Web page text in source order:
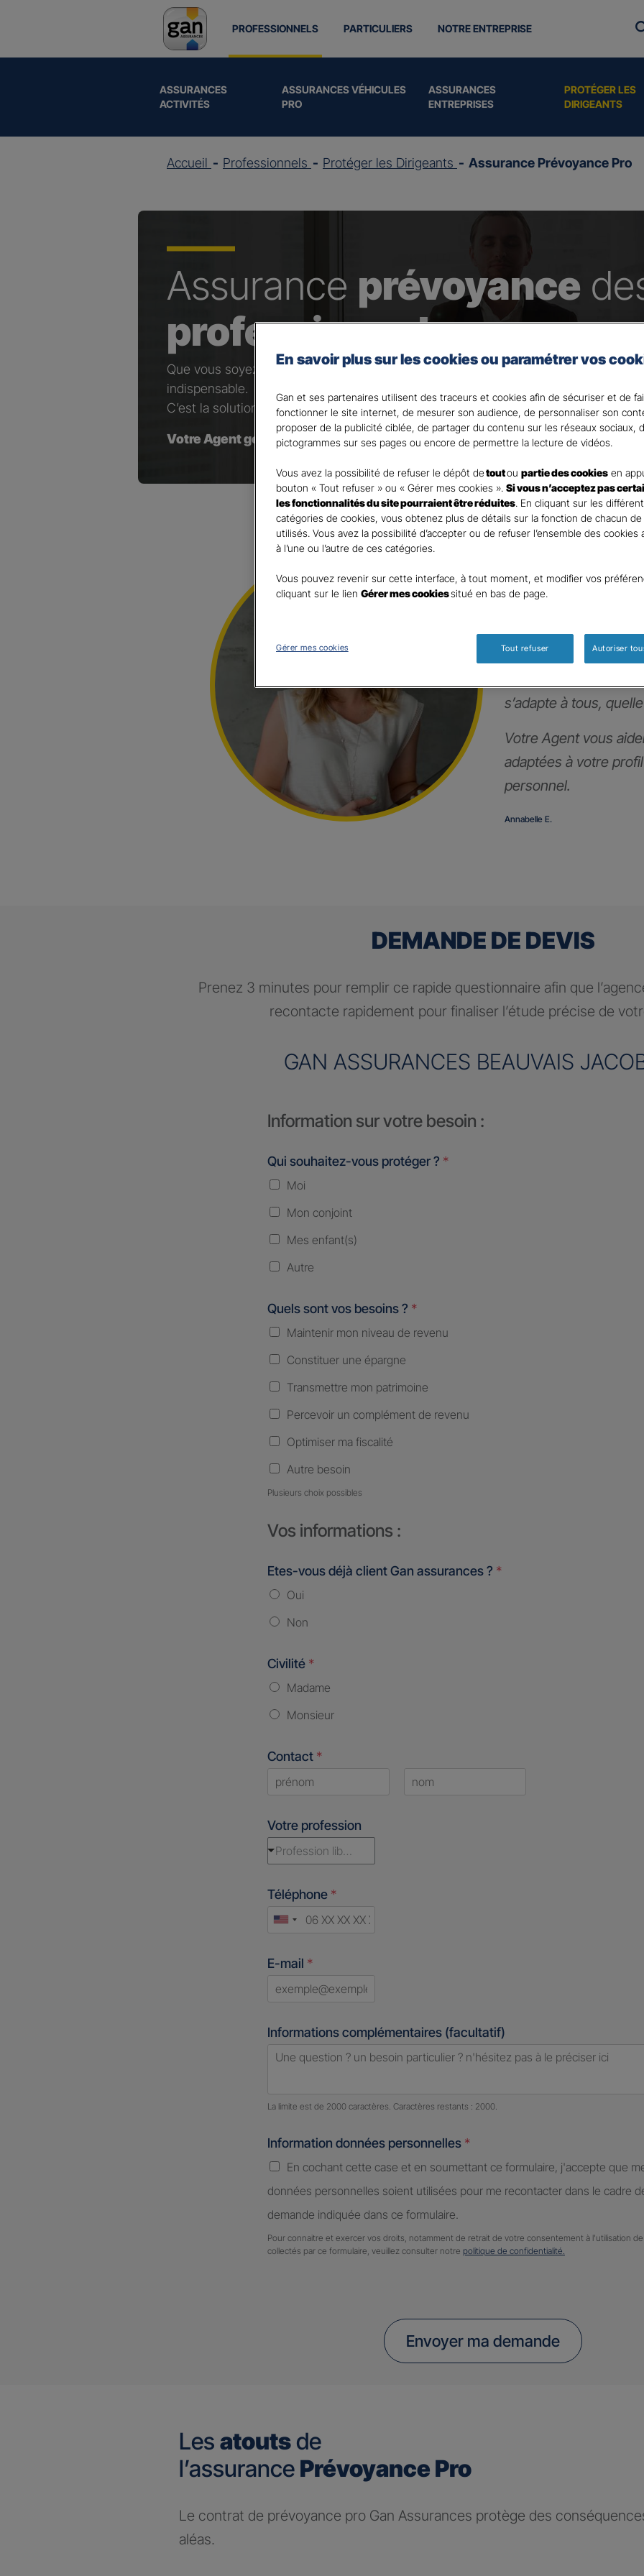
PROFESSIONNELS
ASSURANCES
ACTIVITÉS
ASSURANCES VÉHICULES
PRO
ASSURANCES
ENTREPRISES
PROTÉGER LES
DIRIGEANTS
PARTICULIERS NOTRE ENTREPRISE
Accueil Professionnels Protéger les Dirigeants Assurance Prévoyance Pro
Assurance prévoyance
professionnels
Que vous soyez artisan, commerçant, profession libérale ou exploitant agricole,
indispensable.
C’est la solution pour maintenir votre revenu et pallier les faiblesses de votre
Votre Agent général est à votre disposition pour répondre à toutes vos
d’expert
s’adapte à tous,
Votre Agent vous
adaptées à votre
personnel.
Annabelle E.
DEMANDE DE DEVIS
Prenez 3 minutes pour remplir ce rapide questionnaire afin que
recontacte rapidement pour finaliser l’étude précise de
GAN ASSURANCES BEAUVAIS
Information sur votre besoin :
Qui souhaitez-vous protéger ? *
Moi
Mon conjoint
Mes enfant(s)
Autre
Quels sont vos besoins ? *
Maintenir mon niveau de revenu
Constituer une épargne
Transmettre mon patrimoine
Percevoir un complément de revenu
Optimiser ma fiscalité
Autre besoin
Plusieurs choix possibles
Vos informations :
Etes-vous déjà client Gan assurances ? *
Oui
Non
Civilité *
Madame
Monsieur
Contact *
Votre profession
Profession libérale
Téléphone *
United
E-mail *
Informations complémentaires (facultatif)
Nombre de caractères restants : 2000 caractères restants
La limite est de 2000 caractères. Caractères restants : 2000.
Information données personnelles *
En cochant cette case et en soumettant ce formulaire, j'accepte que
données personnelles soient utilisées pour me recontacter dans le cadre
demande indiquée dans ce formulaire.
Pour connaitre et exercer vos droits, notamment de retrait de votre consentement à l'utilisation
collectés par ce formulaire, veuillez consulter notre politique de confidentialité.
Envoyer ma demande
Les atoutsde
l’assurance Prévoyance Pro
Le contrat de prévoyance pro Gan Assurances protège des
aléas.
En savoir plus sur les cookies ou paramétrer vos
Gan et ses partenaires utilisent des traceurs et cookies afin de sécuriser et de
fonctionner le site internet, de mesurer son audience, de personnaliser son
proposer de la publicité ciblée, de partager du contenu sur les réseaux sociaux,
pictogrammes sur ses pages ou encore de permettre la lecture de vidéos.
Vous avez la possibilité de refuser le dépôt detoutou partie des cookies en
bouton « Tout refuser » ou « Gérer mes cookies ». Si vous n’acceptez pas
les fonctionnalités du site pourraient être réduites. En cliquant sur les
catégories de cookies, vous obtenez plus de détails sur la fonction de chacun
utilisés. Vous avez la possibilité d’accepter ou de refuser l’ensemble des cookies
à l’une ou l’autre de ces catégories.
Vous pouvez revenir sur cette interface, à tout moment, et modifier vos
cliquant sur le lien Gérer mes cookiessitué en bas de page.
Gérer mes cookies Tout refuser Autoriser